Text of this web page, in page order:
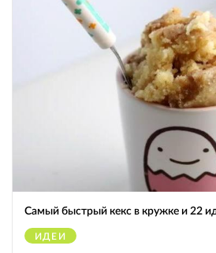
Самый быстрый кекс в кружке и 22
ИДЕИ